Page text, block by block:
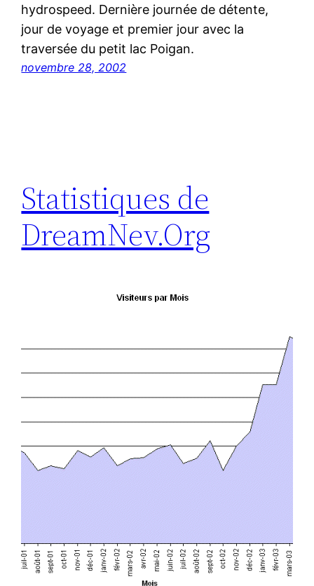
hydrospeed. Dernière journée de détente,
jour de voyage et premier jour avec la
traversée du petit lac Poigan.
novembre 28, 2002
Statistiques de
DreamNev.Org